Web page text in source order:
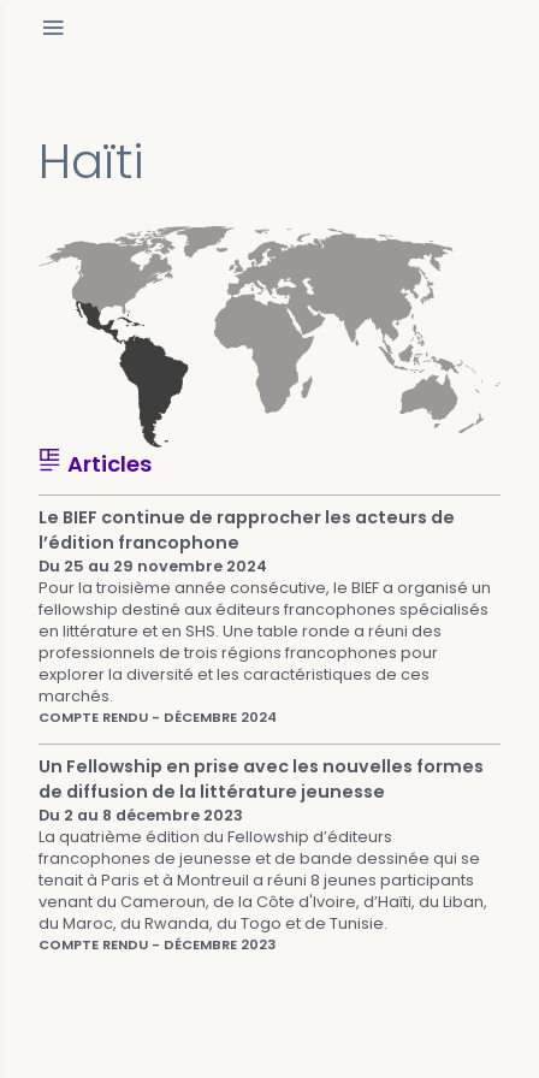
Haïti
Articles
Le BIEF continue de rapprocher les acteurs de
l’édition francophone
Du 25 au 29 novembre 2024
Pour la troisième année consécutive, le BIEF a organisé un
fellowship destiné aux éditeurs francophones spécialisés
en littérature et en SHS. Une table ronde a réuni des
professionnels de trois régions francophones pour
explorer la diversité et les caractéristiques de ces
marchés.
COMPTE RENDU - DÉCEMBRE 2024
Un Fellowship en prise avec les nouvelles formes
de diffusion de la littérature jeunesse
Du 2 au 8 décembre 2023
La quatrième édition du Fellowship d’éditeurs
francophones de jeunesse et de bande dessinée qui se
tenait à Paris et à Montreuil a réuni 8 jeunes participants
venant du Cameroun, de la Côte d'Ivoire, d’Haïti, du Liban,
du Maroc, du Rwanda, du Togo et de Tunisie.
COMPTE RENDU - DÉCEMBRE 2023